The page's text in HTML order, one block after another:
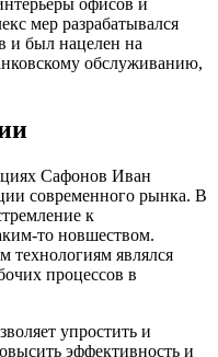
мер разрабатывался
и был нацелен на
обслуживанию,
Сафонов Иван
современного рынка. В
к
то новшеством.
технологиям являлся
процессов в
упростить и
эффективность и